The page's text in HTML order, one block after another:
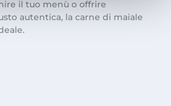
il tuo menù o offrire
autentica, la carne di maiale